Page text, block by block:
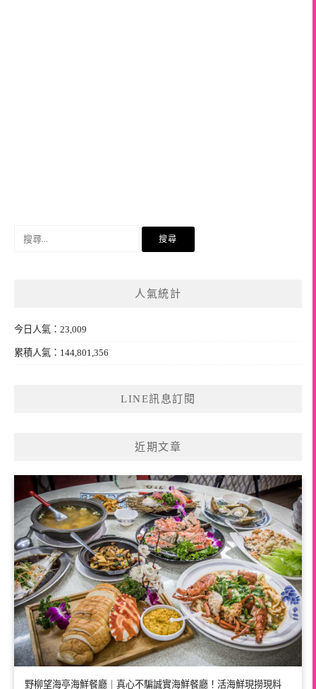
人氣統計
今日人氣：23,009
累積人氣：144,801,356
LINE訊息訂閱
近期文章
野柳望海亭海鮮餐廳｜真心不騙誠實海鮮餐廳！活海鮮現撈現料